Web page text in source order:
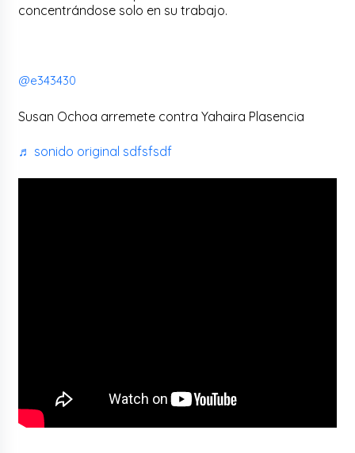
concentrándose solo en su trabajo.
@e343430
Susan Ochoa arremete contra Yahaira Plasencia
♬ sonido original sdfsfsdf